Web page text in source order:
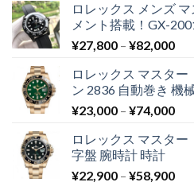
ロレックス メンズ
メント搭載！GX-
¥27,800 – ¥82,000
ロレックス マスタ
ン 2836 自動巻き 機
¥23,000 – ¥74,000
ロレックス マスタ
字盤 腕時計 時計
¥22,900 – ¥58,900